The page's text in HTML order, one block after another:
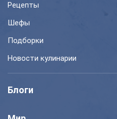
Рецепты
Шефы
Подборки
Новости кулинарии
Блоги